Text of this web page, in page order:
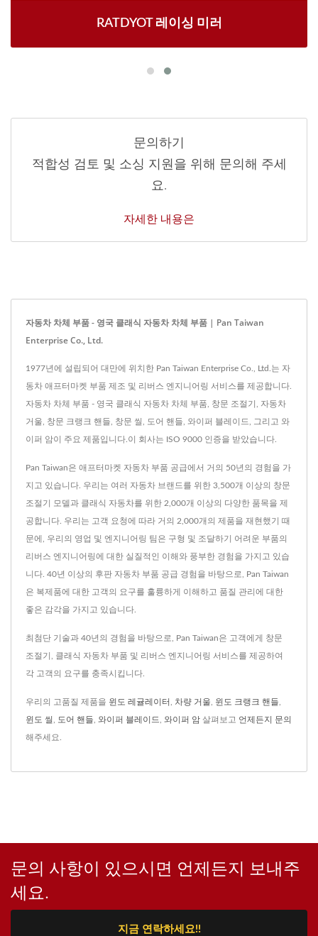
RATDYOT 레이싱 미러
문의하기
적합성 검토 및 소싱 지원을 위해 문의해 주세
요.
자세한 내용은
자동차 차체 부품 - 영국 클래식 자동차 차체 부품 | Pan Taiwan
Enterprise Co., Ltd.
1977년에 설립되어 대만에 위치한 Pan Taiwan Enterprise Co., Ltd.는 자
동차 애프터마켓 부품 제조 및 리버스 엔지니어링 서비스를 제공합니다.
자동차 차체 부품 - 영국 클래식 자동차 차체 부품, 창문 조절기, 자동차
거울, 창문 크랭크 핸들, 창문 씰, 도어 핸들, 와이퍼 블레이드, 그리고 와
이퍼 암이 주요 제품입니다.이 회사는 ISO 9000 인증을 받았습니다.
Pan Taiwan은 애프터마켓 자동차 부품 공급에서 거의 50년의 경험을 가
지고 있습니다. 우리는 여러 자동차 브랜드를 위한 3,500개 이상의 창문
조절기 모델과 클래식 자동차를 위한 2,000개 이상의 다양한 품목을 제
공합니다. 우리는 고객 요청에 따라 거의 2,000개의 제품을 재현했기 때
문에, 우리의 영업 및 엔지니어링 팀은 구형 및 조달하기 어려운 부품의
리버스 엔지니어링에 대한 실질적인 이해와 풍부한 경험을 가지고 있습
니다. 40년 이상의 후판 자동차 부품 공급 경험을 바탕으로, Pan Taiwan
은 복제품에 대한 고객의 요구를 훌륭하게 이해하고 품질 관리에 대한
좋은 감각을 가지고 있습니다.
최첨단 기술과 40년의 경험을 바탕으로, Pan Taiwan은 고객에게 창문
조절기, 클래식 자동차 부품 및 리버스 엔지니어링 서비스를 제공하여
각 고객의 요구를 충족시킵니다.
우리의 고품질 제품을 윈도 레귤레이터 , 차량 거울, 윈도 크랭크 핸들,
윈도 씰 , 도어 핸들, 와이퍼 블레이드, 와이퍼 암 살펴보고 언제든지 문의
해주세요.
문의 사항이 있으시면 언제든지 보내주
세요.
지금 연락하세요!!